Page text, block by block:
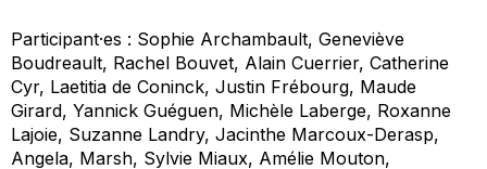
Participant·es : Sophie Archambault, Geneviève
Boudreault, Rachel Bouvet, Alain Cuerrier, Catherine
Cyr, Laetitia de Coninck, Justin Frébourg, Maude
Girard, Yannick Guéguen, Michèle Laberge, Roxanne
Lajoie, Suzanne Landry, Jacinthe Marcoux-Derasp,
Angela, Marsh, Sylvie Miaux, Amélie Mouton,